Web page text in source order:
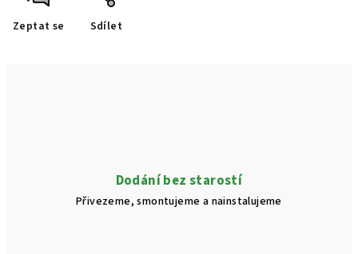
Zeptat se Sdílet
Dodání bez starostí
Přivezeme, smontujeme a nainstalujeme